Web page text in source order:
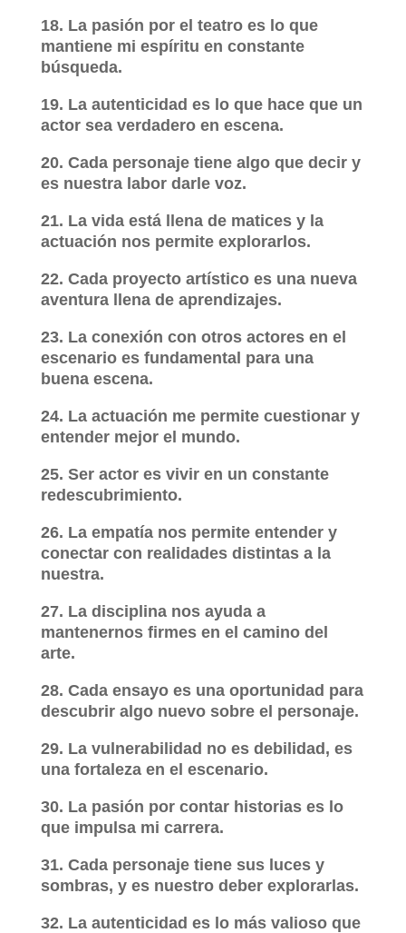
18. La pasión por el teatro es lo que
mantiene mi espíritu en constante
búsqueda.
19. La autenticidad es lo que hace que un
actor sea verdadero en escena.
20. Cada personaje tiene algo que decir y
es nuestra labor darle voz.
21. La vida está llena de matices y la
actuación nos permite explorarlos.
22. Cada proyecto artístico es una nueva
aventura llena de aprendizajes.
23. La conexión con otros actores en el
escenario es fundamental para una
buena escena.
24. La actuación me permite cuestionar y
entender mejor el mundo.
25. Ser actor es vivir en un constante
redescubrimiento.
26. La empatía nos permite entender y
conectar con realidades distintas a la
nuestra.
27. La disciplina nos ayuda a
mantenernos firmes en el camino del
arte.
28. Cada ensayo es una oportunidad para
descubrir algo nuevo sobre el personaje.
29. La vulnerabilidad no es debilidad, es
una fortaleza en el escenario.
30. La pasión por contar historias es lo
que impulsa mi carrera.
31. Cada personaje tiene sus luces y
sombras, y es nuestro deber explorarlas.
32. La autenticidad es lo más valioso que